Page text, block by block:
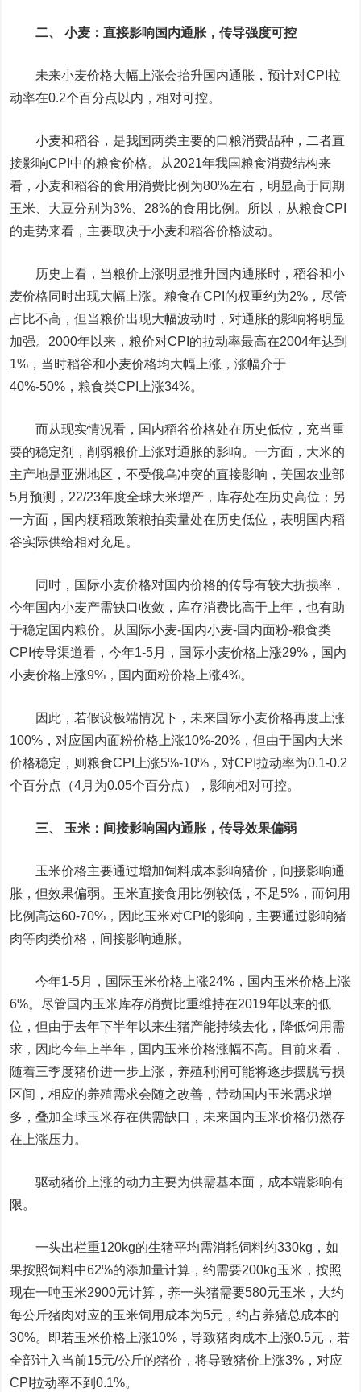
二、 小麦：直接影响国内通胀，传导强度可控
未来小麦价格大幅上涨会抬升国内通胀，预计对CPI拉
动率在0.2个百分点以内，相对可控。
小麦和稻谷，是我国两类主要的口粮消费品种，二者直
接影响CPI中的粮食价格。从2021年我国粮食消费结构来
看，小麦和稻谷的食用消费比例为80%左右，明显高于同期
玉米、大豆分别为3%、28%的食用比例。所以，从粮食CPI
的走势来看，主要取决于小麦和稻谷价格波动。
历史上看，当粮价上涨明显推升国内通胀时，稻谷和小
麦价格同时出现大幅上涨。粮食在CPI的权重约为2%，尽管
占比不高，但当粮价出现大幅波动时，对通胀的影响将明显
加强。2000年以来，粮价对CPI的拉动率最高在2004年达到
1%，当时稻谷和小麦价格均大幅上涨，涨幅介于
40%-50%，粮食类CPI上涨34%。
而从现实情况看，国内稻谷价格处在历史低位，充当重
要的稳定剂，削弱粮价上涨对通胀的影响。一方面，大米的
主产地是亚洲地区，不受俄乌冲突的直接影响，美国农业部
5月预测，22/23年度全球大米增产，库存处在历史高位；另
一方面，国内粳稻政策粮拍卖量处在历史低位，表明国内稻
谷实际供给相对充足。
同时，国际小麦价格对国内价格的传导有较大折损率，
今年国内小麦产需缺口收敛，库存消费比高于上年，也有助
于稳定国内粮价。从国际小麦-国内小麦-国内面粉-粮食类
CPI传导渠道看，今年1-5月，国际小麦价格上涨29%，国内
小麦价格上涨9%，国内面粉价格上涨4%。
因此，若假设极端情况下，未来国际小麦价格再度上涨
100%，对应国内面粉价格上涨10%-20%，但由于国内大米
价格稳定，则粮食CPI上涨5%-10%，对CPI拉动率为0.1-0.2
个百分点（4月为0.05个百分点），影响相对可控。
三、 玉米：间接影响国内通胀，传导效果偏弱
玉米价格主要通过增加饲料成本影响猪价，间接影响通
胀，但效果偏弱。玉米直接食用比例较低，不足5%，而饲用
比例高达60-70%，因此玉米对CPI的影响，主要通过影响猪
肉等肉类价格，间接影响通胀。
今年1-5月，国际玉米价格上涨24%，国内玉米价格上涨
6%。尽管国内玉米库存/消费比重维持在2019年以来的低
位，但由于去年下半年以来生猪产能持续去化，降低饲用需
求，因此今年上半年，国内玉米价格涨幅不高。目前来看，
随着三季度猪价进一步上涨，养殖利润可能将逐步摆脱亏损
区间，相应的养殖需求会随之改善，带动国内玉米需求增
多，叠加全球玉米存在供需缺口，未来国内玉米价格仍然存
在上涨压力。
驱动猪价上涨的动力主要为供需基本面，成本端影响有
限。
一头出栏重120kg的生猪平均需消耗饲料约330kg，如
果按照饲料中62%的添加量计算，约需要200kg玉米，按照
现在一吨玉米2900元计算，养一头猪需要580元玉米，大约
每公斤猪肉对应的玉米饲用成本为5元，约占养猪总成本的
30%。即若玉米价格上涨10%，导致猪肉成本上涨0.5元，若
全部计入当前15元/公斤的猪价，将导致猪价上涨3%，对应
CPI拉动率不到0.1%。